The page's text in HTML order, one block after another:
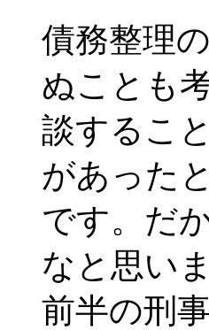
債務整理
ぬことも
談するこ
があった
です。だ
なと思い
前半の刑